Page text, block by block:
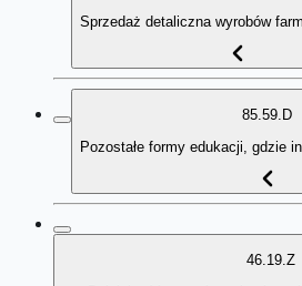
Sprzedaż detaliczna wyrobów
85.59.D
Pozostałe formy edukacji, gdzie
46.19.Z